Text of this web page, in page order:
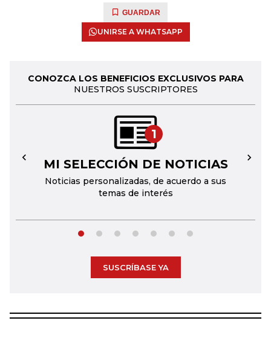
GUARDAR
UNIRSE A WHATSAPP
CONOZCA LOS BENEFICIOS EXCLUSIVOS PARA
NUESTROS SUSCRIPTORES
1
MI SELECCIÓN DE NOTICIAS
Noticias personalizadas, de acuerdo a sus
temas de interés
← →
SUSCRÍBASE YA